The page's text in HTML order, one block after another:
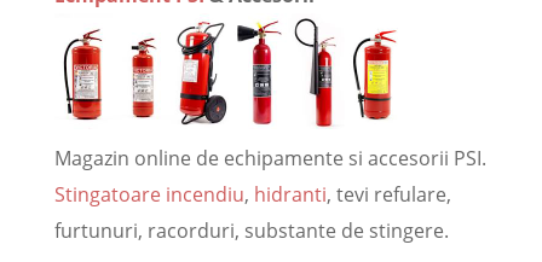
Magazin online de echipamente si accesorii PSI.
Stingatoare incendiu, hidranti, tevi refulare,
furtunuri, racorduri, substante de stingere.